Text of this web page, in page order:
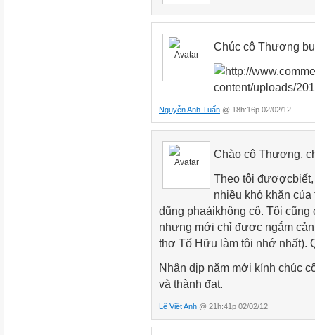
Chúc cô Thương
Nguyễn Anh Tuấn @ 18h:16p 02/02/12
Chào cô Thương,
Theo tôi
nhiều khó khăn
dũng phaảikhông cô. Tôi
nhưng mới chỉ được ngắm
thơ Tố Hữu làm tôi nhớ nhất).
Nhân dịp năm mới kính chúc
và thành đạt.
Lê Việt Anh @ 21h:41p 02/02/12